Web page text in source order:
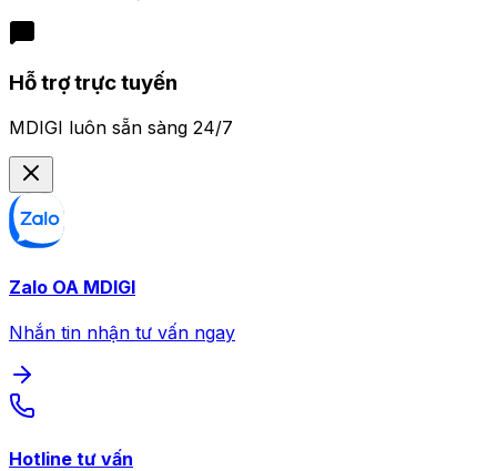
Hỗ trợ trực tuyến
MDIGI luôn sẵn sàng 24/7
Zalo OA MDIGI
Nhắn tin nhận tư vấn ngay
Hotline tư vấn